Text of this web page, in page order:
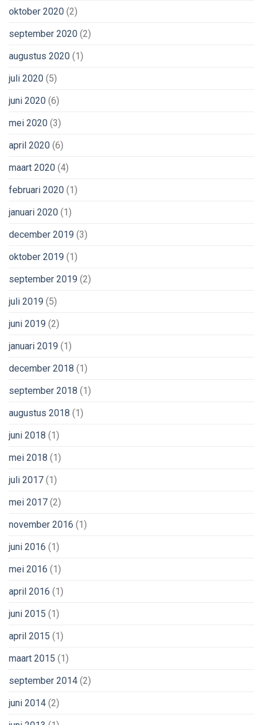
oktober 2020 (2)
september 2020 (2)
augustus 2020 (1)
juli 2020 (5)
juni 2020 (6)
mei 2020 (3)
april 2020 (6)
maart 2020 (4)
februari 2020 (1)
januari 2020 (1)
december 2019 (3)
oktober 2019 (1)
september 2019 (2)
juli 2019 (5)
juni 2019 (2)
januari 2019 (1)
december 2018 (1)
september 2018 (1)
augustus 2018 (1)
juni 2018 (1)
mei 2018 (1)
juli 2017 (1)
mei 2017 (2)
november 2016 (1)
juni 2016 (1)
mei 2016 (1)
april 2016 (1)
juni 2015 (1)
april 2015 (1)
maart 2015 (1)
september 2014 (2)
juni 2014 (2)